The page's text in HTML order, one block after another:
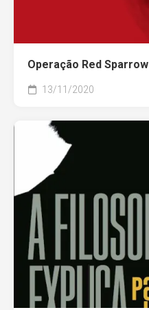
Operação Red Sparrow
13/11/2020